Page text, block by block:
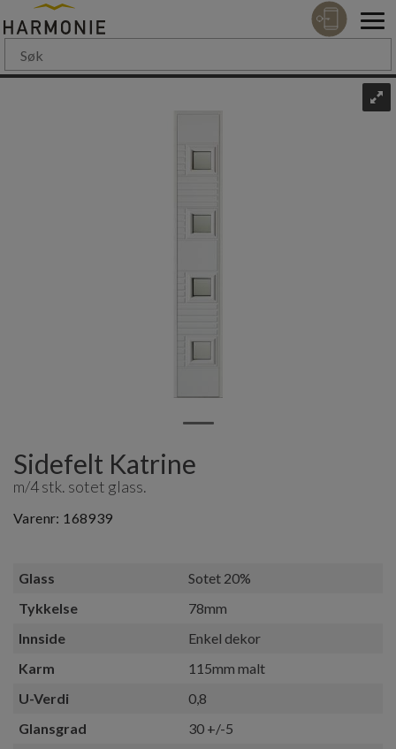
Sidefelt Katrine
m/4 stk. sotet glass.
Varenr: 168939
Glass
Sotet 20%
Tykkelse
78mm
Innside
Enkel dekor
Karm
115mm malt
U-Verdi
0,8
Glansgrad
30 +/-5